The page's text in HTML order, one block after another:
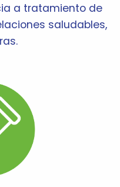
a tratamiento de
saludables,